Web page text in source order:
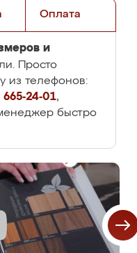
Оплата
и
Просто
из телефонов:
665-24-01,
быстро